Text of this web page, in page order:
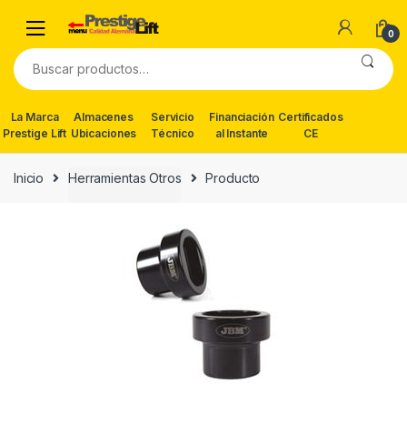
navigation
content
0
Buscar
por:
La Marca
Prestige Lift
Almacenes
Ubicaciones
Servicio
Técnico
Financiación
al Instante
Certificados
CE
Inicio Herramientas Otros Producto